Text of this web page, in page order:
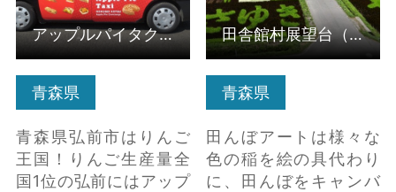
青森県
青森県弘前市はりんご
王国！りんご生産量全
国1位の弘前にはアップ
アップルパイタクシー
青森県
田んぼアートは様々な
色の稲を絵の具代わり
に、田んぼをキャンバ
田舎館村展望台（田舎館村第1田んぼアート）